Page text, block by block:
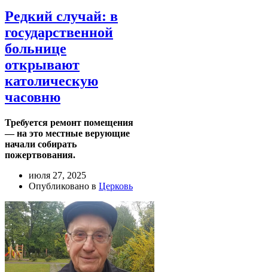
Редкий случай: в
государственной
больнице
открывают
католическую
часовню
Требуется ремонт помещения
— на это местные верующие
начали собирать
пожертвования.
июля 27, 2025
Опубликовано в Церковь